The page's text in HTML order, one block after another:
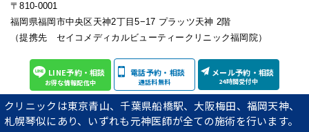
〒810-0001
福岡県福岡市中央区天神2丁目5−17 プラッツ天神 2階
（提携先 セイコメディカルビューティークリニック福岡院）
予約受付・ご相談窓口
フリーダイヤル 0120-118-243
LINE予約・相談
お得な情報配信中
電話予約・相談
通話料無料
メール予約・相談
24時間受付中
クリニックは東京青山、千葉県船橋駅、大阪梅田、福岡天神、
札幌琴似にあり、いずれも元神医師が全ての施術を行います。